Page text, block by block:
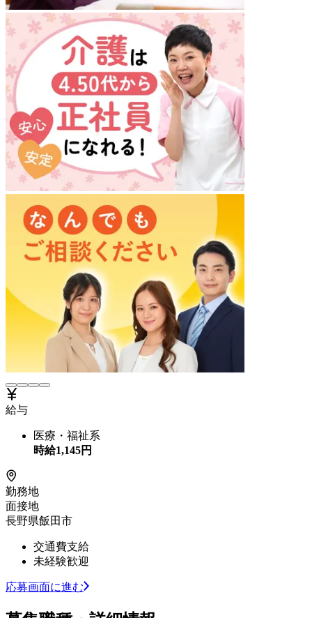
給与
医療・福祉系
時給1,145円
勤務地
面接地
長野県飯田市
交通費支給
未経験歓迎
応募画面に進む